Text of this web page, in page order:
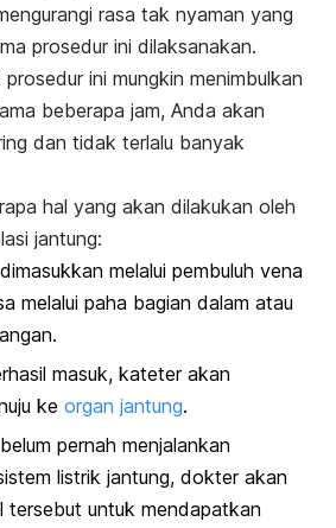
rasa tak nyaman yang
prosedur ini dilaksanakan.
ini mungkin menimbulkan
beberapa jam, Anda akan
dan tidak terlalu banyak
hal yang akan dilakukan oleh
jantung:
melalui pembuluh vena
melalui paha bagian dalam atau
masuk, kateter akan
ke organ jantung.
pernah menjalankan
listrik jantung, dokter akan
tersebut untuk mendapatkan